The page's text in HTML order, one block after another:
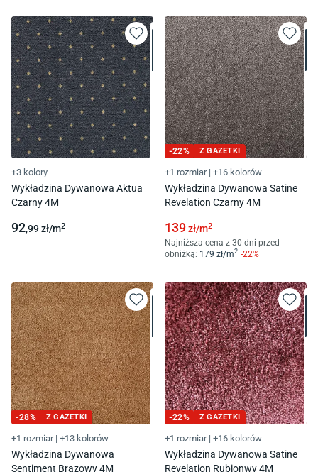
+3 kolory
Wykładzina Dywanowa Aktua
Czarny 4M
92,99zł/m2
-22% Z GAZETKI
+1 rozmiar | +16 kolorów
Wykładzina Dywanowa Satine
Revelation Czarny 4M
139zł/m2
Najniższa cena z 30 dni przed
obniżką: 179 zł/m2 -22%
-28% Z GAZETKI
+1 rozmiar | +13 kolorów
Wykładzina Dywanowa
Sentiment Brązowy 4M
-22% Z GAZETKI
+1 rozmiar | +16 kolorów
Wykładzina Dywanowa Satine
Revelation Rubionwy 4M